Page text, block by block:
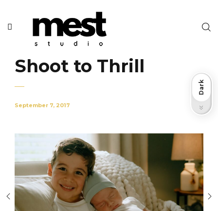
Shoot to Thrill
September 7, 2017
Light
Dark